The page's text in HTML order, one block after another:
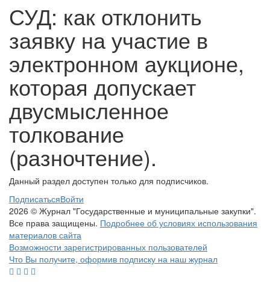
СУД: как отклонить
заявку на участие в
электронном аукционе,
которая допускает
двусмысленное
толкование
(разночтение).
Данный раздел доступен только для подписчиков.
ПодписатьсяВойти
2026 © Журнал "Государственные и муниципальные закупки".
Все права защищены. Подробнее об условиях использования
материалов сайта
Возможности зарегистрированных пользователей
Что Вы получите, оформив подписку на наш журнал